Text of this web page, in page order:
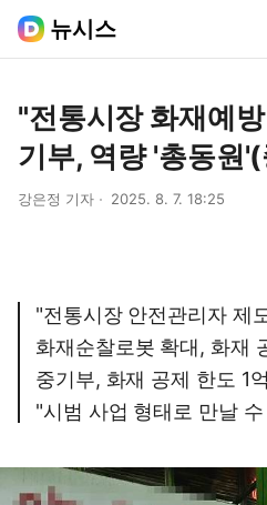
뉴시스
"전통시장 화재예
기부, 역량 '총동원
강은정 기자 2025. 8. 7. 18:25
"전통시장 안전관리자 제
화재순찰로봇 확대, 화재
중기부, 화재 공제 한도 1
"시범 사업 형태로 만날